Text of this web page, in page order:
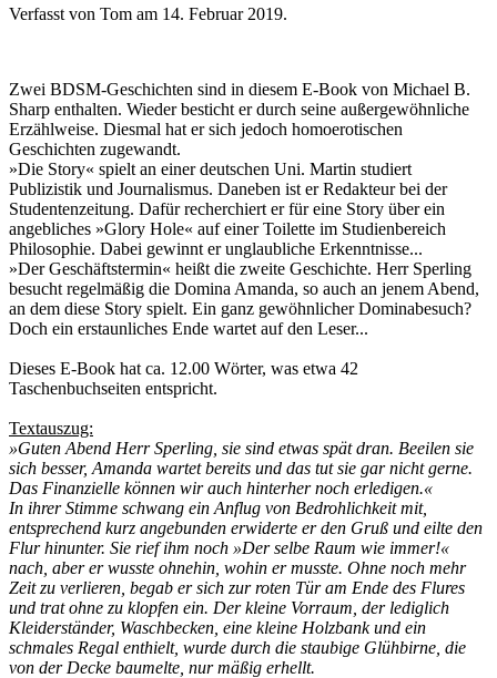
Verfasst von Tom am 14. Februar 2019.
Zwei BDSM-Geschichten sind in diesem E-Book von Michael B.
Sharp enthalten. Wieder besticht er durch seine außergewöhnliche
Erzählweise. Diesmal hat er sich jedoch homoerotischen
Geschichten zugewandt.
»Die Story« spielt an einer deutschen Uni. Martin studiert
Publizistik und Journalismus. Daneben ist er Redakteur bei der
Studentenzeitung. Dafür recherchiert er für eine Story über ein
angebliches »Glory Hole« auf einer Toilette im Studienbereich
Philosophie. Dabei gewinnt er unglaubliche Erkenntnisse...
»Der Geschäftstermin« heißt die zweite Geschichte. Herr Sperling
besucht regelmäßig die Domina Amanda, so auch an jenem Abend,
an dem diese Story spielt. Ein ganz gewöhnlicher Dominabesuch?
Doch ein erstaunliches Ende wartet auf den Leser...
Dieses E-Book hat ca. 12.00 Wörter, was etwa 42
Taschenbuchseiten entspricht.
Textauszug:
»Guten Abend Herr Sperling, sie sind etwas spät dran. Beeilen sie
sich besser, Amanda wartet bereits und das tut sie gar nicht gerne.
Das Finanzielle können wir auch hinterher noch erledigen.«
In ihrer Stimme schwang ein Anflug von Bedrohlichkeit mit,
entsprechend kurz angebunden erwiderte er den Gruß und eilte den
Flur hinunter. Sie rief ihm noch »Der selbe Raum wie immer!«
nach, aber er wusste ohnehin, wohin er musste. Ohne noch mehr
Zeit zu verlieren, begab er sich zur roten Tür am Ende des Flures
und trat ohne zu klopfen ein. Der kleine Vorraum, der lediglich
Kleiderständer, Waschbecken, eine kleine Holzbank und ein
schmales Regal enthielt, wurde durch die staubige Glühbirne, die
von der Decke baumelte, nur mäßig erhellt.